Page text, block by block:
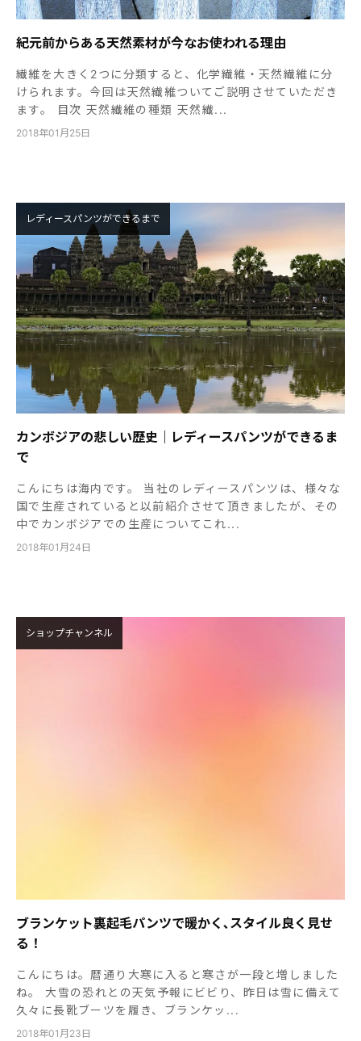
紀元前からある天然素材が今なお使われる理由
繊維を大きく2つに分類すると、化学繊維・天然繊維に分
けられます。今回は天然繊維ついてご説明させていただき
ます。 目次 天然繊維の種類 天然繊...
2018年01月25日
レディースパンツができるまで
カンボジアの悲しい歴史｜レディースパンツができるま
で
こんにちは海内です。 当社のレディースパンツは、様々な
国で生産されていると以前紹介させて頂きましたが、その
中でカンボジアでの生産についてこれ...
2018年01月24日
ショップチャンネル
ブランケット裏起毛パンツで暖かく､スタイル良く見せ
る！
こんにちは。暦通り大寒に入ると寒さが一段と増しました
ね。 大雪の恐れとの天気予報にビビり、昨日は雪に備えて
久々に長靴ブーツを履き、ブランケッ...
2018年01月23日